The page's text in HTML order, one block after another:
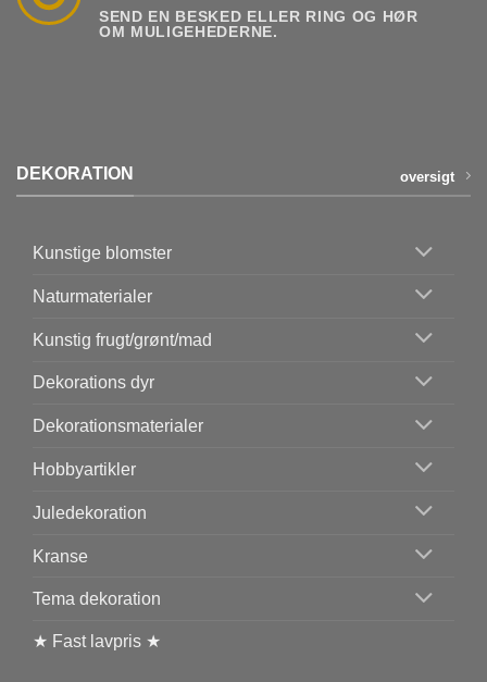
SEND EN BESKED ELLER RING OG HØR
OM MULIGEHEDERNE.
DEKORATION oversigt
Kunstige blomster
Naturmaterialer
Kunstig frugt/grønt/mad
Dekorations dyr
Dekorationsmaterialer
Hobbyartikler
Juledekoration
Kranse
Tema dekoration
★ Fast lavpris ★